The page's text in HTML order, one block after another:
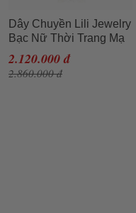
Dây Chuyền Lili Jewelry
Bạc Nữ Thời Trang Mạ
Vàng Đính Đá CZ Tròn
Vương Miện
LILI_748661 Màu Vàng
2.120.000 đ
2.860.000 đ